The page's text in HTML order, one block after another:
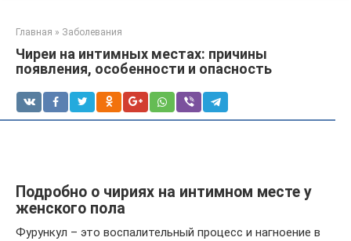
Главная » Заболевания
Чиреи на интимных местах: причины
появления, особенности и опасность
Подробно о чириях на интимном месте у
женского пола
Фурункул – это воспалительный процесс и нагноение в